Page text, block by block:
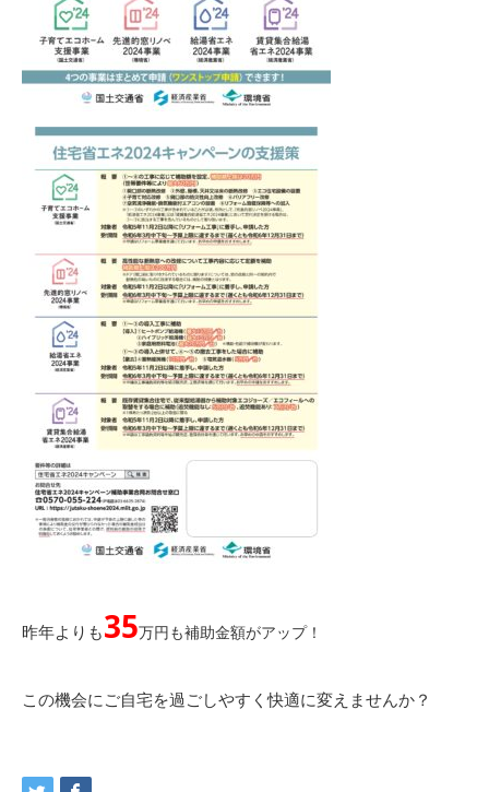
昨年よりも35万円も補助金額がアップ！
この機会にご自宅を過ごしやすく快適に変えませんか？